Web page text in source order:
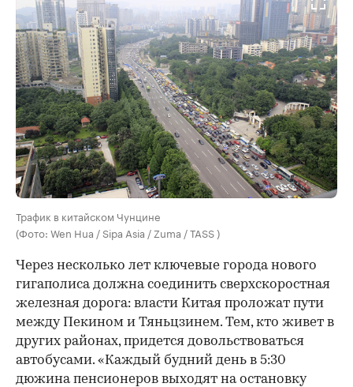
Трафик в китайском Чунцине
(Фото: Wen Hua / Sipa Asia / Zuma / TASS )
Через несколько лет ключевые города нового
гигаполиса должна соединить сверхскоростная
железная дорога: власти Китая проложат пути
между Пекином и Тяньцзинем. Тем, кто живет в
других районах, придется довольствоваться
автобусами. «Каждый будний день в 5:30
дюжина пенсионеров выходят на остановку